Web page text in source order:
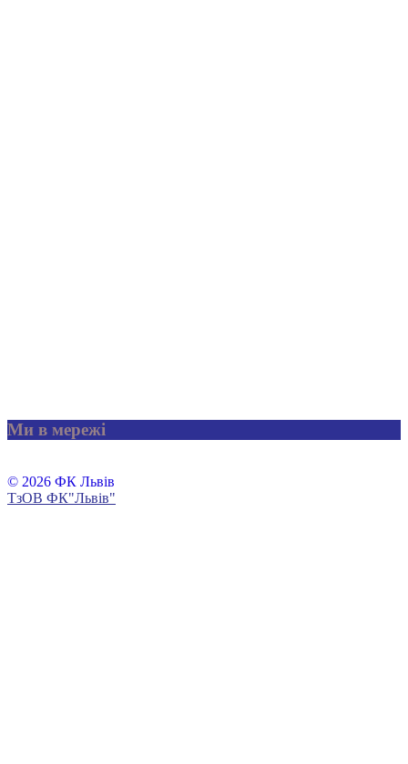
Ми в мережі
© 2026 ФК Львів
ТзОВ ФК"Львів"